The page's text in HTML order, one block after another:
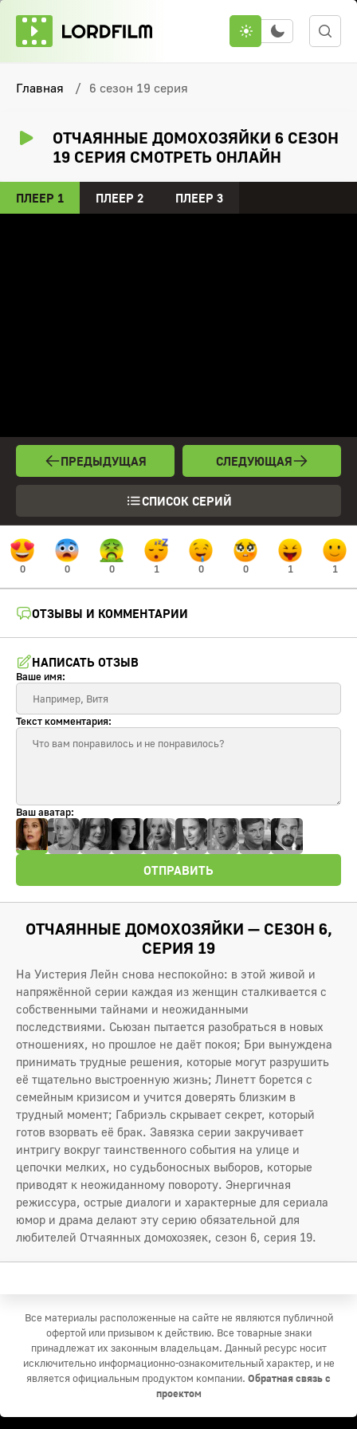
Главная 6 сезон 19 серия
ОТЧАЯННЫЕ ДОМОХОЗЯЙКИ 6 СЕЗОН
19 СЕРИЯ СМОТРЕТЬ ОНЛАЙН
ПЛЕЕР 1 ПЛЕЕР 2 ПЛЕЕР 3
ПРЕДЫДУЩАЯ
СПИСОК СЕРИЙ
СЛЕДУЮЩАЯ
0 0 0 1 0 0 1 1
ОТЗЫВЫ И КОММЕНТАРИИ
НАПИСАТЬ ОТЗЫВ
Ваше имя:
Текст комментария:
Ваш аватар:
ОТПРАВИТЬ
ОТЧАЯННЫЕ ДОМОХОЗЯЙКИ — СЕЗОН 6,
СЕРИЯ 19
На Уистерия Лейн снова неспокойно: в этой живой и
напряжённой серии каждая из женщин сталкивается с
собственными тайнами и неожиданными
последствиями. Сьюзан пытается разобраться в новых
отношениях, но прошлое не даёт покоя; Бри вынуждена
принимать трудные решения, которые могут разрушить
её тщательно выстроенную жизнь; Линетт борется с
семейным кризисом и учится доверять близким в
трудный момент; Габриэль скрывает секрет, который
готов взорвать её брак. Завязка серии закручивает
интригу вокруг таинственного события на улице и
цепочки мелких, но судьбоносных выборов, которые
приводят к неожиданному повороту. Энергичная
режиссура, острые диалоги и характерные для сериала
юмор и драма делают эту серию обязательной для
любителей Отчаянных домохозяек, сезон 6, серия 19.
Все материалы расположенные на сайте не являются публичной
офертой или призывом к действию. Все товарные знаки
принадлежат их законным владельцам. Данный ресурс носит
исключительно информационно-ознакомительный характер, и не
является официальным продуктом компании. Обратная связь с
проектом